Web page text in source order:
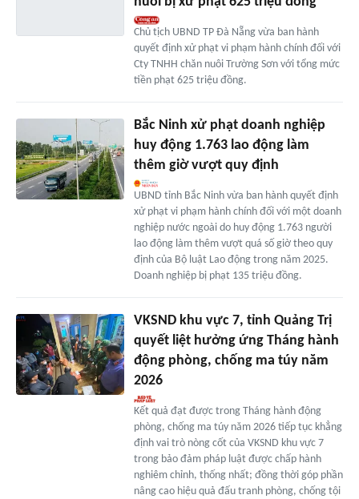
Chủ tịch UBND TP Đà Nẵng vừa ban hành
quyết định xử phạt vi phạm hành chính đối với
Cty TNHH chăn nuôi Trường Sơn với tổng mức
tiền phạt 625 triệu đồng.
Bắc Ninh xử phạt doanh nghiệp
huy động 1.763 lao động làm
thêm giờ vượt quy định
UBND tỉnh Bắc Ninh vừa ban hành quyết định
xử phạt vi phạm hành chính đối với một doanh
nghiệp nước ngoài do huy động 1.763 người
lao động làm thêm vượt quá số giờ theo quy
định của Bộ luật Lao động trong năm 2025.
Doanh nghiệp bị phạt 135 triệu đồng.
VKSND khu vực 7, tỉnh Quảng Trị
quyết liệt hưởng ứng Tháng hành
động phòng, chống ma túy năm
2026
Kết quả đạt được trong Tháng hành động
phòng, chống ma túy năm 2026 tiếp tục khẳng
định vai trò nòng cốt của VKSND khu vực 7
trong bảo đảm pháp luật được chấp hành
nghiêm chỉnh, thống nhất; đồng thời góp phần
nâng cao hiệu quả đấu tranh phòng, chống tội